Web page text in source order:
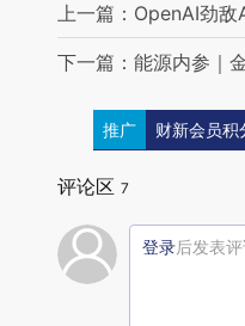
上一篇：OpenAI劲
下一篇：能源内参｜
推广 财新会员积
评论区 7
登录后发表